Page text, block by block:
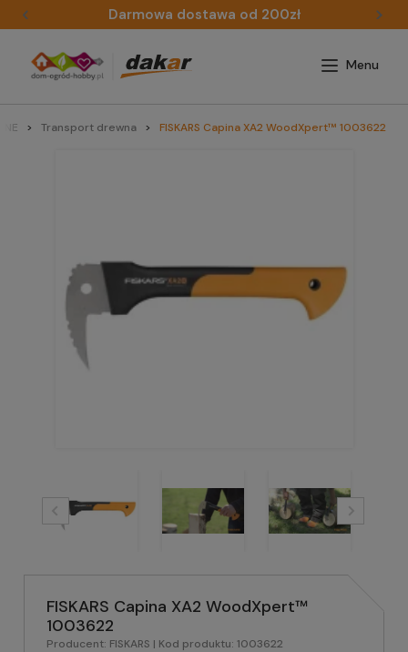
Darmowa dostawa od 200zł
Transport drewna FISKARS Capina XA2 WoodXpert™ 1003622
FISKARS Capina XA2 WoodXpert™
1003622
Producent: FISKARS | Kod produktu: 1003622